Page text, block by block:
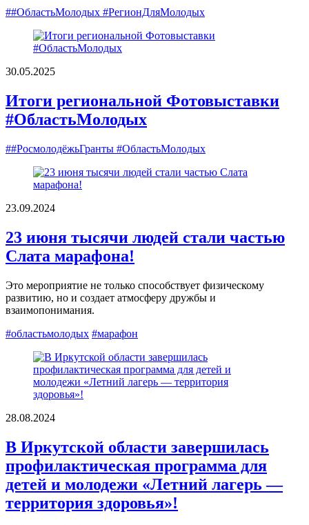
##ОбластьМолодых #РегионДляМолодых
30.05.2025
Итоги региональной Фотовыставки
#ОбластьМолодых
##РосмолодёжьГранты #ОбластьМолодых
23.09.2024
23 июня тысячи людей стали частью
Слата марафона!
Это мероприятие не только способствует физическому
развитию, но и создает атмосферу дружбы и
взаимопонимания.
#областьмолодых #марафон
28.08.2024
В Иркутской области завершилась
профилактическая программа для
детей и молодежи «Летний лагерь —
территория здоровья»!